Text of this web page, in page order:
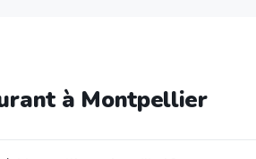
à Montpellier